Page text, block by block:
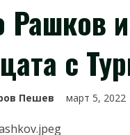
Рашков
с
Пешев март 5, 2022